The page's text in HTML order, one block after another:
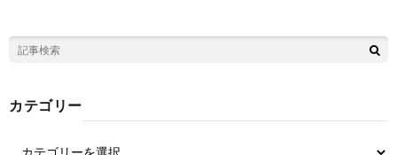
カテゴリー